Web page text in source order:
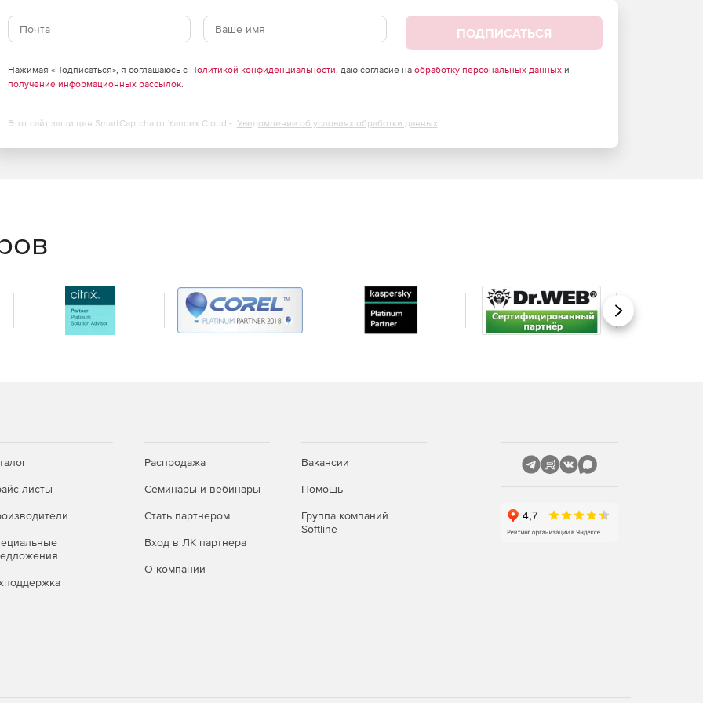
POP3.
ПОДПИСАТЬСЯ
Нажимая «Подписаться», я соглашаюсь с Политикой конфиденциальности, даю согласие на обработку персональных данныхи
получение информационных рассылок.
Этот сайт защищен SmartCaptcha от Yandex Cloud - Уведомление об условиях обработки данных
Вперед
листы
Распродажа
Семинары и вебинары
Стать партнером
Вход в ЛК партнера
О компании
Вакансии
Помощь
Группа компаний
Softline